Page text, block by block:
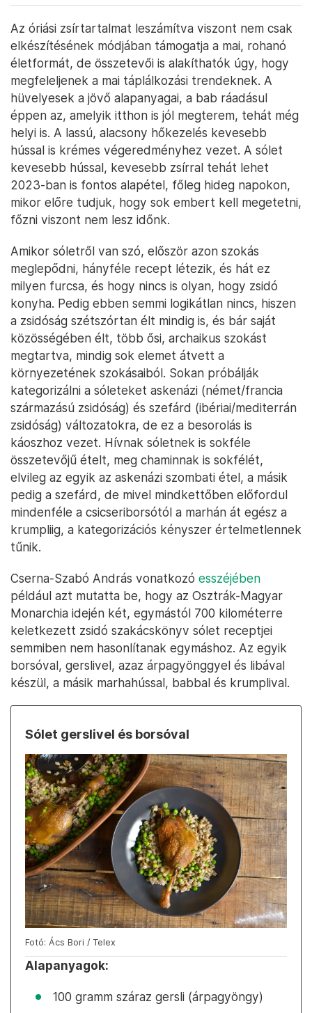
Az óriási zsírtartalmat leszámítva viszont nem csak
elkészítésének módjában támogatja a mai, rohanó
életformát, de összetevői is alakíthatók úgy, hogy
megfeleljenek a mai táplálkozási trendeknek. A
hüvelyesek a jövő alapanyagai, a bab ráadásul
éppen az, amelyik itthon is jól megterem, tehát még
helyi is. A lassú, alacsony hőkezelés kevesebb
hússal is krémes végeredményhez vezet. A sólet
kevesebb hússal, kevesebb zsírral tehát lehet
2023-ban is fontos alapétel, főleg hideg napokon,
mikor előre tudjuk, hogy sok embert kell megetetni,
főzni viszont nem lesz időnk.
Amikor sóletről van szó, először azon szokás
meglepődni, hányféle recept létezik, és hát ez
milyen furcsa, és hogy nincs is olyan, hogy zsidó
konyha. Pedig ebben semmi logikátlan nincs, hiszen
a zsidóság szétszórtan élt mindig is, és bár saját
közösségében élt, több ősi, archaikus szokást
megtartva, mindig sok elemet átvett a
környezetének szokásaiból. Sokan próbálják
kategorizálni a sóleteket askenázi (német/francia
származású zsidóság) és szefárd (ibériai/mediterrán
zsidóság) változatokra, de ez a besorolás is
káoszhoz vezet. Hívnak sóletnek is sokféle
összetevőjű ételt, meg chaminnak is sokfélét,
elvileg az egyik az askenázi szombati étel, a másik
pedig a szefárd, de mivel mindkettőben előfordul
mindenféle a csicseriborsótól a marhán át egész a
krumpliig, a kategorizációs kényszer értelmetlennek
tűnik.
Cserna-Szabó András vonatkozó esszéjében
például azt mutatta be, hogy az Osztrák-Magyar
Monarchia idején két, egymástól 700 kilométerre
keletkezett zsidó szakácskönyv sólet receptjei
semmiben nem hasonlítanak egymáshoz. Az egyik
borsóval, gerslivel, azaz árpagyönggyel és libával
készül, a másik marhahússal, babbal és krumplival.
Sólet gerslivel és borsóval
Fotó: Ács Bori / Telex
Alapanyagok:
100 gramm száraz gersli (árpagyöngy)